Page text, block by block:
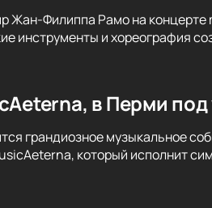
Жан-Филиппа Рамо на
инструменты и хореография
в Перми
грандиозное музыкальное
который исполнит